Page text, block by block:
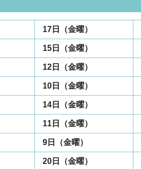
17日（金曜）
15日（金曜）
12日（金曜）
10日（金曜）
14日（金曜）
11日（金曜）
9日（金曜）
20日（金曜）